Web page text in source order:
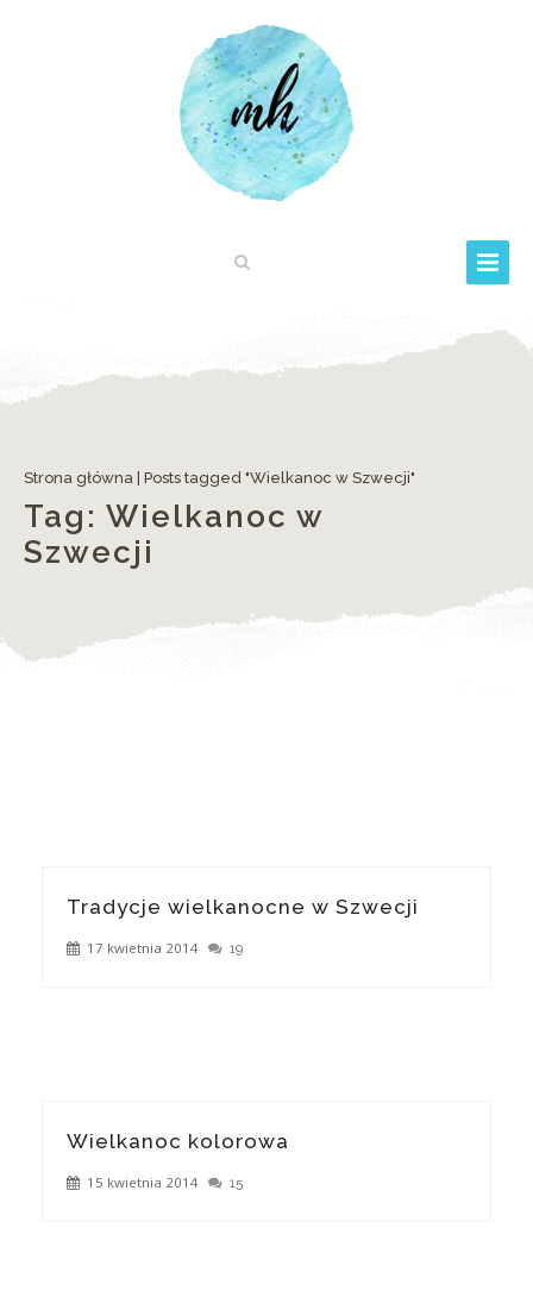
Strona główna Posts tagged "Wielkanoc w Szwecji"
Tag: Wielkanoc w
Szwecji
Tradycje wielkanocne w Szwecji
17 kwietnia 2014 19
Wielkanoc kolorowa
15 kwietnia 2014 15